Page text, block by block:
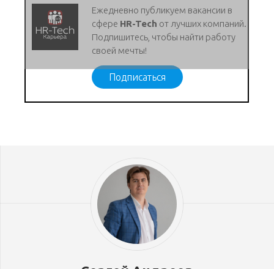
Ежедневно публикуем вакансии в
сфере HR-Tech от лучших компаний.
Подпишитесь, чтобы найти работу
своей мечты!
Подписаться